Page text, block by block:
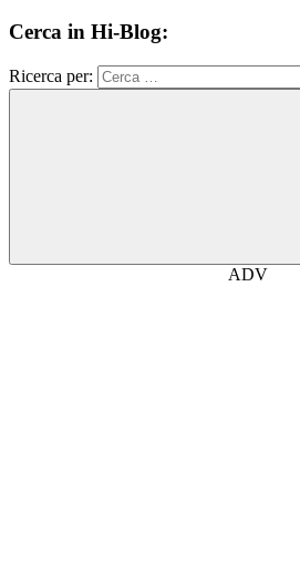
Cerca in Hi-Blog:
Ricerca per:
ADV